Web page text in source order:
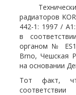
радиаторов
442-1: 1997 /
в
органом №
Brno, Чешская
на основании
Тот факт,